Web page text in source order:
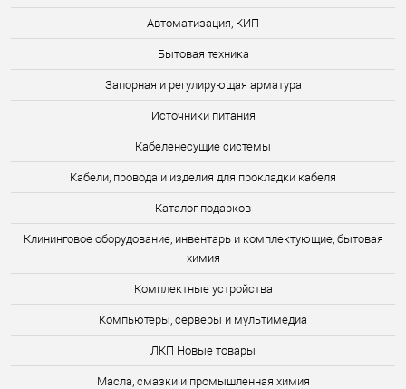
Автоматизация, КИП
Бытовая техника
Запорная и регулирующая арматура
Источники питания
Кабеленесущие системы
Кабели, провода и изделия для прокладки кабеля
Каталог подарков
Клининговое оборудование, инвентарь и комплектующие, бытовая
химия
Комплектные устройства
Компьютеры, серверы и мультимедиа
ЛКП Новые товары
Масла, смазки и промышленная химия